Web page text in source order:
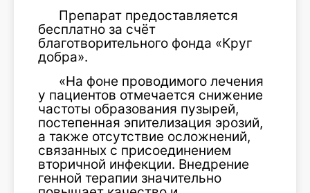
Препарат предоставляется
бесплатно за счёт
благотворительного фонда «Круг
добра».
«На фоне проводимого лечения
у пациентов отмечается снижение
частоты образования пузырей,
постепенная эпителизация эрозий,
а также отсутствие осложнений,
связанных с присоединением
вторичной инфекции. Внедрение
генной терапии значительно